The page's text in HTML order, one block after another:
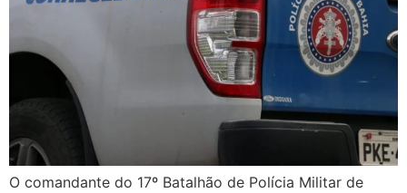
O comandante do 17º Batalhão de Polícia Militar de